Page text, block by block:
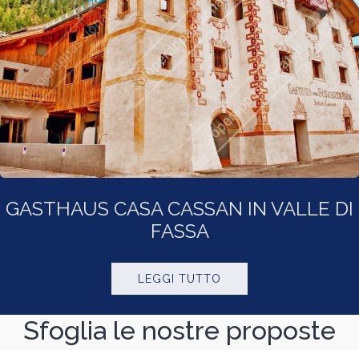
FALCADE VIA MARMOLADA DOLOMITI
BELLUNESI
LEGGI TUTTO
Sfoglia le nostre proposte